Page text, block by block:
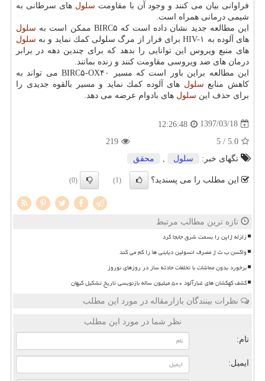
فراوانی بیان می كنند و وجود آن با مقاومت سلول های سرطانی به
شیمی درمانی همراه است.
این مطالعه جدید نشان داده است كه BIRC۵ ممكن است به
سلول
های آلوده به HIV-۱ برای فرار از مرگ سلولی كمك نماید و به
سلول
های منبع ویروس این توانایی را بدهد كه برای چندین دهه در برابر
درمان های ضد ویروسی مقاومت كنند و زنده بمانند.
این مطالعه براین باور است كه مسیر BIRC۵-OX۴۰ می تواند به
كاهش منابع سلول های آلوده كمك نماید و مسیر بالقوه جدیدی را
برای حذف این سلول های بادوام عرضه می دهد.
1397/03/18
12:26:48
5.0
/ 5
219
تگهای خبر:
سلول محقق
این مطلب را می پسندید؟ (1)
(0)
تازه ترین مطالب مرتبط
زلزله ژاپن را بسمت شرق جابجا کرد
واکسن ب ث ژ مصرف انسولین دیابتی ها را کم می کند
برخورد بدون مماشات با تخلفات حادثه ساز در روزهای نوروز
کشف کهکشان های غبارآلود ۵۰۰ میلیون ساله بازنویسی تاریخ تشکیل کیهان
نظرات بینندگان بازارمقاله در مورد این مطلب
نظر شما در مورد این مطلب
نام:
ایمیل: